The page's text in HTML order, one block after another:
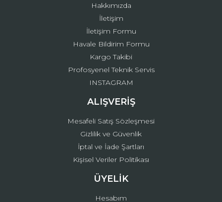
Gönder
Hakkımızda
İletişim
İletişim Formu
Havale Bildirim Formu
Kargo Takibi
Profosyenel Teknik Servis
INSTAGRAM
ALIŞVERİŞ
Mesafeli Satış Sözleşmesi
Gizlilik ve Güvenlik
İptal ve İade Şartları
Kişisel Veriler Politikası
ÜYELİK
Hesabım